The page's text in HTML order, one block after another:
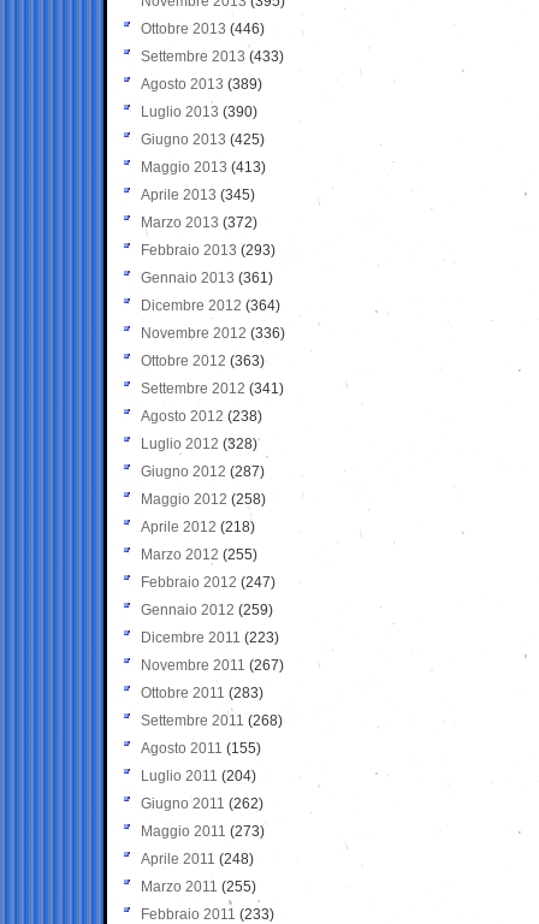
Ottobre 2013 (446)
Settembre 2013 (433)
Agosto 2013 (389)
Luglio 2013 (390)
Giugno 2013 (425)
Maggio 2013 (413)
Aprile 2013 (345)
Marzo 2013 (372)
Febbraio 2013 (293)
Gennaio 2013 (361)
Dicembre 2012 (364)
Novembre 2012 (336)
Ottobre 2012 (363)
Settembre 2012 (341)
Agosto 2012 (238)
Luglio 2012 (328)
Giugno 2012 (287)
Maggio 2012 (258)
Aprile 2012 (218)
Marzo 2012 (255)
Febbraio 2012 (247)
Gennaio 2012 (259)
Dicembre 2011 (223)
Novembre 2011 (267)
Ottobre 2011 (283)
Settembre 2011 (268)
Agosto 2011 (155)
Luglio 2011 (204)
Giugno 2011 (262)
Maggio 2011 (273)
Aprile 2011 (248)
Marzo 2011 (255)
Febbraio 2011 (233)